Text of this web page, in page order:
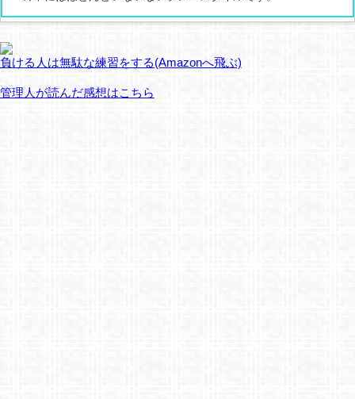
負ける人は無駄な練習をする(Amazonへ飛ぶ)
管理人が読んだ感想はこちら